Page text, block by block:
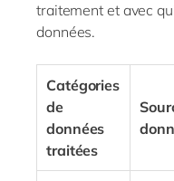
traitement et avec
données.
Catégories
de
données
traitées